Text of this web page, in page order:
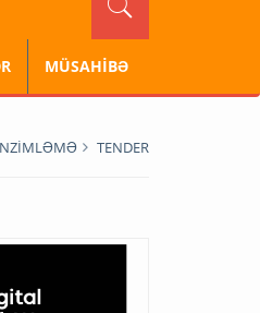
MÜSAHİBƏ
TENDER